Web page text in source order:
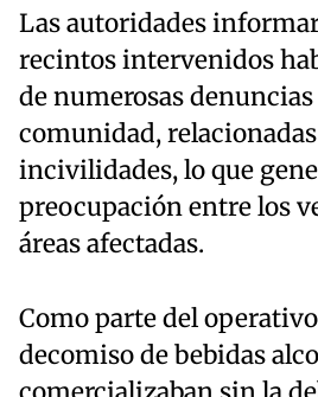
Las autoridades
recintos intervenidos
de numerosas
comunidad,
incivilidades, lo que
preocupación entre los
áreas afectadas.
Como parte del
decomiso de bebidas